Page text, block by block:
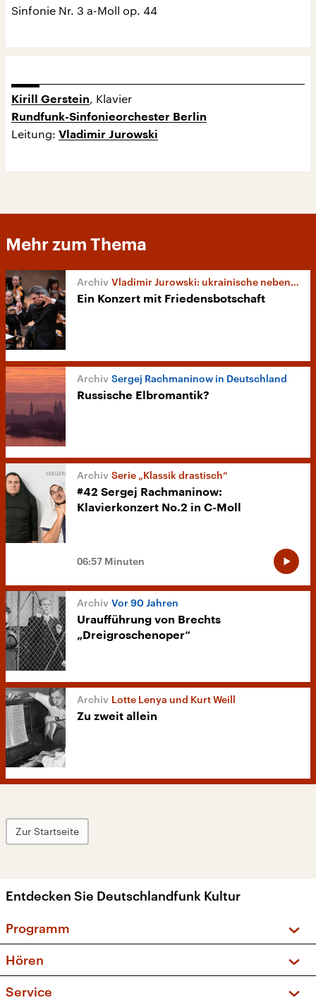
Sinfonie Nr. 3 a-Moll op. 44
Kirill Gerstein, Klavier
Rundfunk-Sinfonieorchester Berlin
Leitung: Vladimir Jurowski
Mehr zum Thema
Vladimir Jurowski: ukrainische neben russischer Musik
Ein Konzert mit Friedensbotschaft
Sergej Rachmaninow in Deutschland
Russische Elbromantik?
Serie „Klassik drastisch“
#42 Sergej Rachmaninow:
Klavierkonzert No.2 in C-Moll
06:57 Minuten
Vor 90 Jahren
Uraufführung von Brechts
„Dreigroschenoper“
Lotte Lenya und Kurt Weill
Zu zweit allein
Zur Startseite
Entdecken Sie Deutschlandfunk Kultur
Programm
Sendungen und Podcasts
Musikliste
Hören
Service